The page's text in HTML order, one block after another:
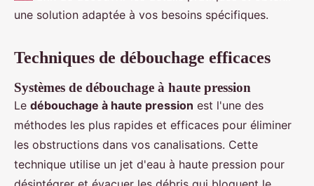
une solution adaptée à vos besoins spécifiques.
Techniques de débouchage efficaces
Systèmes de débouchage à haute pression
Le débouchage à haute pression est l'une des
méthodes les plus rapides et efficaces pour éliminer
les obstructions dans vos canalisations. Cette
technique utilise un jet d'eau à haute pression pour